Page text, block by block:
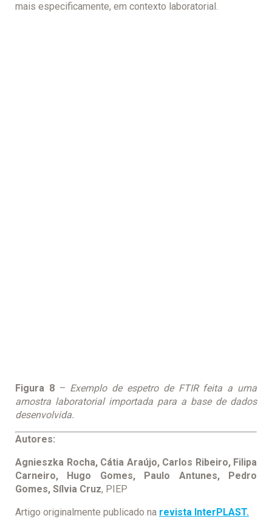
mais especificamente, em contexto laboratorial.
Figura 8– Exemplo de espetro de FTIR feita a uma
amostra laboratorial importada para a base de dados
desenvolvida.
Autores:
Agnieszka Rocha, Cátia Araújo, Carlos Ribeiro, Filipa
Carneiro, Hugo Gomes, Paulo Antunes, Pedro
Gomes, Sílvia Cruz, PIEP
Artigo originalmente publicado na revista InterPLAST.